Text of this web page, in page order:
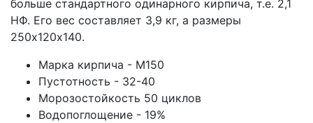
больше стандартного одинарного кирпича, т.е. 2,1
НФ. Его вес составляет 3,9 кг, а размеры
250х120х140.
Марка кирпича - М150
Пустотность - 32-40
Морозостойкость 50 циклов
Водопоглощение - 19%